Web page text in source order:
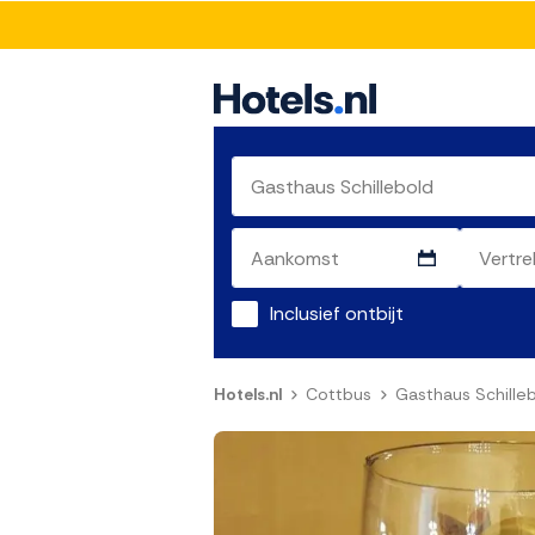
Inclusief ontbijt
Hotels.nl Cottbus Gasthaus